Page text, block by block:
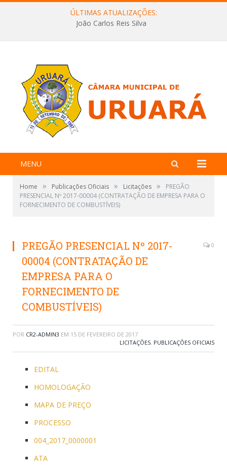
ÚLTIMAS ATUALIZAÇÕES:
João Carlos Reis Silva
MENU
Home » Publicações Oficiais » Licitações »
PREGÃO
PRESENCIAL Nº 2017-00004 (CONTRATAÇÃO DE EMPRESA PARA O
FORNECIMENTO DE COMBUSTÍVEIS)
PREGÃO PRESENCIAL Nº 2017-
00004 (CONTRATAÇÃO DE
EMPRESA PARA O
FORNECIMENTO DE
COMBUSTÍVEIS)
0
POR CR2-ADMIN3 EM 15 DE FEVEREIRO DE 2017
LICITAÇÕES, PUBLICAÇÕES OFICIAIS
EDITAL
HOMOLOGAÇÃO
MAPA DE PREÇO
PROCESSO
004_2017_0000001
ATA